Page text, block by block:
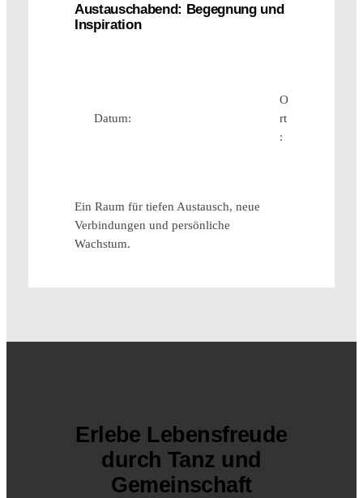
Austauschabend: Begegnung und
Inspiration
Datum:
O
rt
:
Ein Raum für tiefen Austausch, neue
Verbindungen und persönliche
Wachstum.
Erlebe Lebensfreude
durch Tanz und
Gemeinschaft